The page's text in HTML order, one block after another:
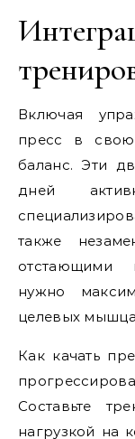
Включая
пресс в
баланс. Эти
дней
также
отстающими
нужно
целевых
Как качать
Составьте
нагрузкой на